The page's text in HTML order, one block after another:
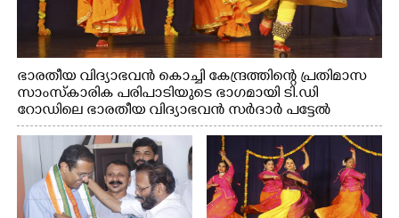
ഭാരതീയ വിദ്യാഭവൻ കൊച്ചി കേന്ദ്രത്തിന്റെ പ്രതിമാസ
സാംസ്കാരിക പരിപാടിയുടെ ഭാഗമായി ടി.ഡി
റോഡിലെ ഭാരതീയ വിദ്യാഭവൻ സർദാർ പട്ടേൽ
സഭാഗൃഹത്തിൽ എം. അക്ഷതയുടെ നേതൃത്വത്തിൽ
അവതരിപ്പിച്ച ലയ നമൻ കഥക് നൃത്തത്തിൽ നിന്ന്